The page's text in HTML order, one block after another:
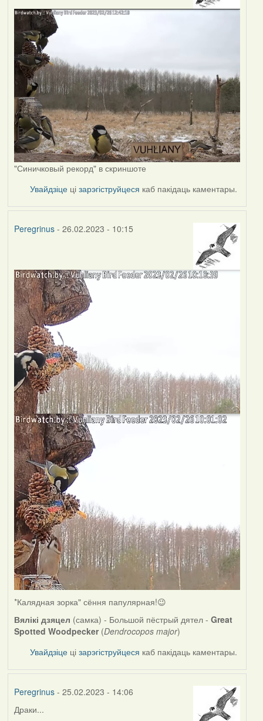
"Синичковый рекорд" в скриншоте
Увайдзіце цізарэгіструйцеся каб пакідаць каментары.
Peregrinus- 26.02.2023 - 10:15
*Калядная зорка" сёння папулярная!😉
Вялікі дзяцел (самка) - Большой пёстрый дятел - Great
Spotted Woodpecker(Dendrocopos major)
Увайдзіце цізарэгіструйцеся каб пакідаць каментары.
Peregrinus- 25.02.2023 - 14:06
Драки...